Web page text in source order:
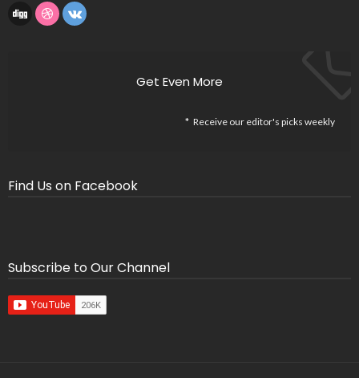
Get Even More
Receive our editor's picks weekly
Find Us on Facebook
Subscribe to Our Channel